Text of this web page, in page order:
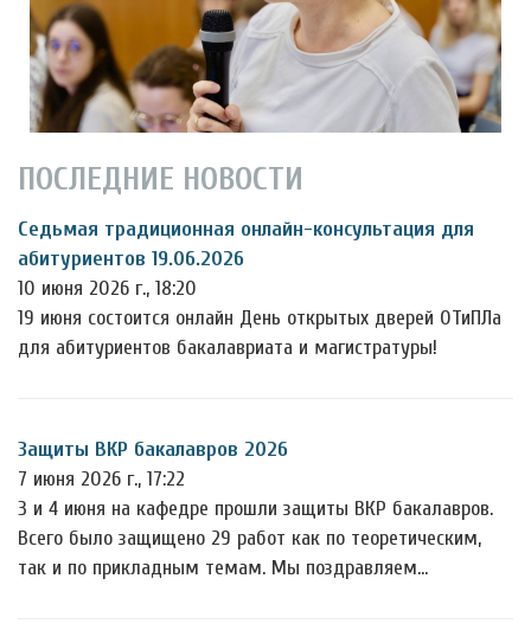
ПОСЛЕДНИЕ НОВОСТИ
Седьмая традиционная онлайн-консультация для
абитуриентов 19.06.2026
10 июня 2026 г., 18:20
19 июня состоится онлайн День открытых дверей ОТиПЛа
для абитуриентов бакалавриата и магистратуры!
Защиты ВКР бакалавров 2026
7 июня 2026 г., 17:22
3 и 4 июня на кафедре прошли защиты ВКР бакалавров.
Всего было защищено 29 работ как по теоретическим,
так и по прикладным темам. Мы поздравляем…